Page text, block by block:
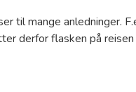
til mange anledninger.
derfor flasken på